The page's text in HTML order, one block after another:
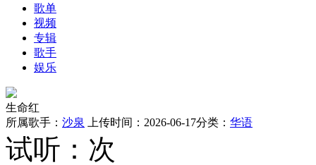
歌单
视频
专辑
歌手
娱乐
生命红
所属歌手： 沙泉 上传时间：2026-06-17分类： 华语
试听： 次